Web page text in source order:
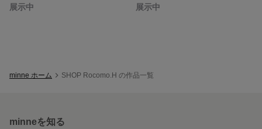
展示中
展示中
minne ホーム SHOP Rocomo.H の作品一覧
minneを知る